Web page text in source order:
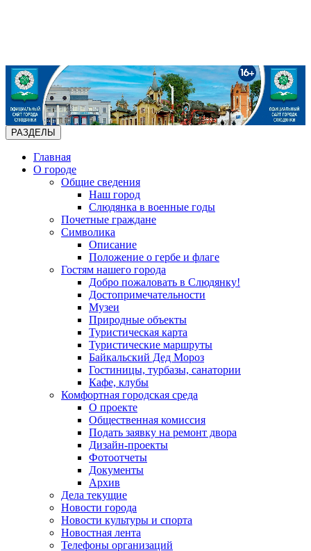
РАЗДЕЛЫ
Главная
О городе
Общие сведения
Наш город
Слюдянка в военные годы
Почетные граждане
Символика
Описание
Положение о гербе и флаге
Гостям нашего города
Добро пожаловать в Слюдянку!
Достопримечательности
Музеи
Природные объекты
Туристическая карта
Туристические маршруты
Байкальский Дед Мороз
Гостиницы, турбазы, санатории
Кафе, клубы
Комфортная городская среда
О проекте
Общественная комиссия
Подать заявку на ремонт двора
Дизайн-проекты
Фотоотчеты
Документы
Архив
Дела текущие
Новости города
Новости культуры и спорта
Новостная лента
Телефоны организаций